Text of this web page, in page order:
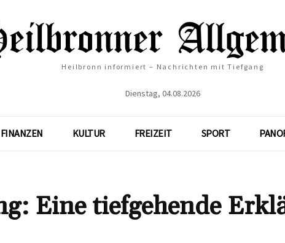
Heilbronn informiert – Nachrichten mit Tiefgang
Dienstag, 04.08.2026
FINANZEN KULTUR FREIZEIT SPORT
Eine tiefgehende